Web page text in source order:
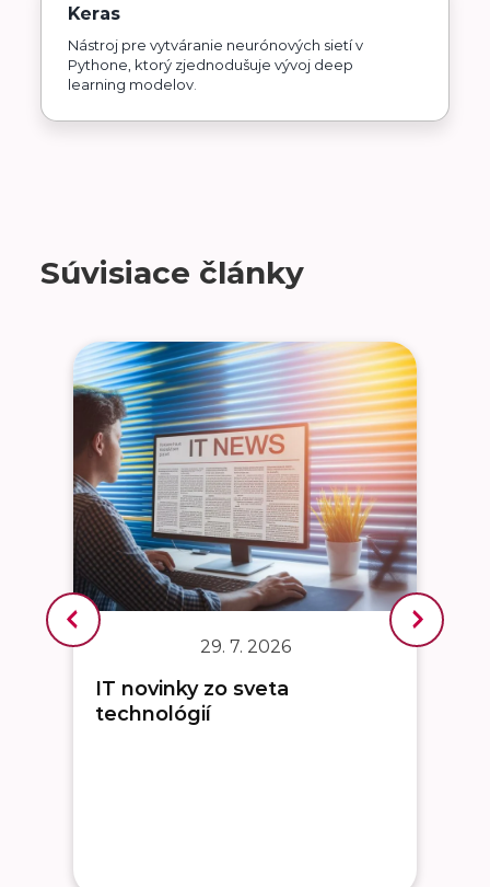
Keras
Nástroj pre vytváranie neurónových sietí v
Pythone, ktorý zjednodušuje vývoj deep
learning modelov.
Súvisiace články
29. 7. 2026
IT novinky zo sveta
technológií